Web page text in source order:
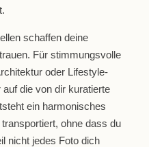
schaffen deine
Für stimmungsvolle
oder Lifestyle-
die von dir kuratierte
ein harmonisches
ohne dass du
nicht jedes Foto dich